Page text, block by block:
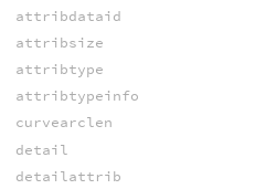
attribdataid
attribsize
attribtype
attribtypeinfo
curvearclen
detail
detailattrib